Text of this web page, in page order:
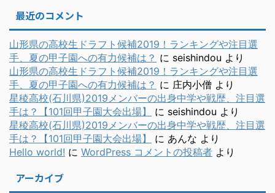
最近のコメント
山形県の高校生ドラフト候補2019！ランキングや注目選
手、夏の甲子園への有力候補は？ に seishindou より
山形県の高校生ドラフト候補2019！ランキングや注目選
手、夏の甲子園への有力候補は？ に 庄内小僧 より
星稜高校(石川県)2019メンバーの出身中学や戦歴、注目選
手は？【101回甲子園大会出場】
に seishindou より
星稜高校(石川県)2019メンバーの出身中学や戦歴、注目選
手は？【101回甲子園大会出場】
に あんな より
Hello world! に WordPress コメントの投稿者 より
アーカイブ